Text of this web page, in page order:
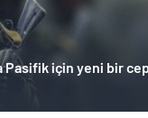
için yeni bir